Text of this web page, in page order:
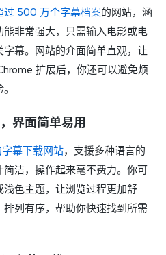
过 500 万个字幕档案的网站，涵
非常强大，只需输入电影或电
幕。网站的介面简单直观，让
扩展后，你还可以避免烦
界面简单易用
幕下载网站，支援多种语言的
洁，操作起来毫不费力。你可
色主题，让浏览过程更加舒
列有序，帮助你快速找到所需